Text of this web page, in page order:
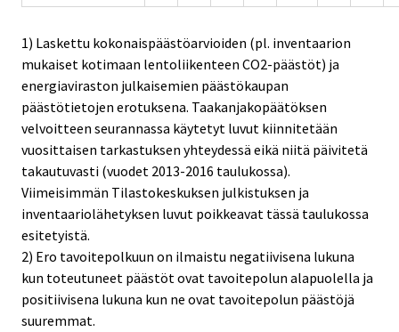
1) Laskettu kokonaispäästöarvioiden (pl. inventaarion
mukaiset kotimaan lentoliikenteen CO2-päästöt) ja
energiaviraston julkaisemien päästökaupan
päästötietojen erotuksena. Taakanjakopäätöksen
velvoitteen seurannassa käytetyt luvut kiinnitetään
vuosittaisen tarkastuksen yhteydessä eikä niitä päivitetä
takautuvasti (vuodet 2013-2016 taulukossa).
Viimeisimmän Tilastokeskuksen julkistuksen ja
inventaariolähetyksen luvut poikkeavat tässä taulukossa
esitetyistä.
2) Ero tavoitepolkuun on ilmaistu negatiivisena lukuna
kun toteutuneet päästöt ovat tavoitepolun alapuolella ja
positiivisena lukuna kun ne ovat tavoitepolun päästöjä
suuremmat.